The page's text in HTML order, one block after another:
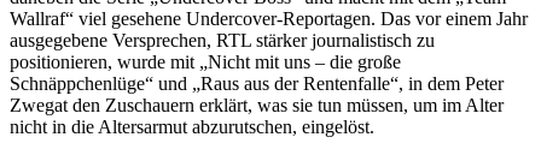
Wallraf“ viel gesehene Undercover-Reportagen. Das vor einem Jahr
ausgegebene Versprechen, RTL stärker journalistisch zu
positionieren, wurde mit „Nicht mit uns – die große
Schnäppchenlüge“ und „Raus aus der Rentenfalle“, in dem Peter
Zwegat den Zuschauern erklärt, was sie tun müssen, um im Alter
nicht in die Altersarmut abzurutschen, eingelöst.